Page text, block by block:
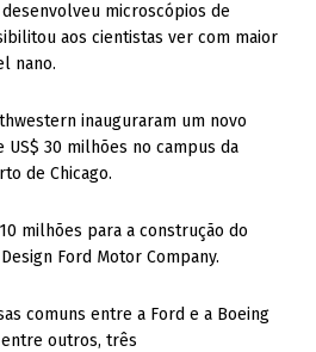
microscópios de
aos cientistas ver com maior
nano.
inauguraram um novo
30 milhões no campus da
de Chicago.
milhões para a construção do
Ford Motor Company.
comuns entre a Ford e a Boeing
outros, três